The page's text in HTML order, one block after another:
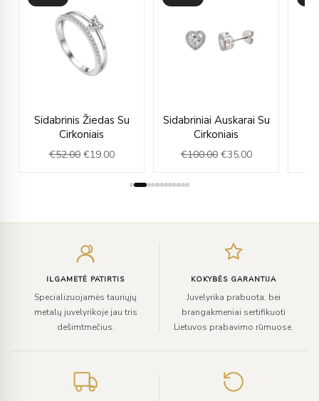
Sidabrinis Žiedas Su
Cirkoniais
€52.00
Original
price
was:
€52.00.
€19.00
price
€19.00.
Sidabriniai Auskarai Su
Cirkoniais
€100.00
price
was:
€100.00.
€35.00
price
€35.00.
ILGAMETĖ PATIRTIS
Specializuojamės tauriųjų
metalų juvelyrikoje jau tris
dešimtmečius.
KOKYBĖS GARANTIJA
Juvelyrika prabuota, bei
brangakmeniai sertifikuoti
Lietuvos prabavimo rūmuose.